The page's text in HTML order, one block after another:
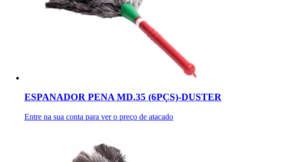
ESPANADOR PENA MD.35 (6PÇS)-DUSTER
Entre na sua conta para ver o preço de atacado